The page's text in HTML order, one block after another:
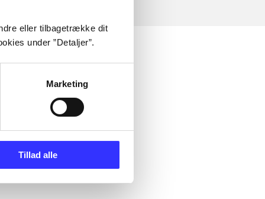
eller tilbagetrække dit
under ”Detaljer”.
Marketing
Tillad alle